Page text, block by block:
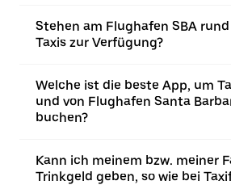
Stehen am Flughafen SBA
Taxis zur Verfügung?
Welche ist die beste App, um
und von Flughafen Santa
buchen?
Kann ich meinem bzw. meiner
Trinkgeld geben, so wie bei